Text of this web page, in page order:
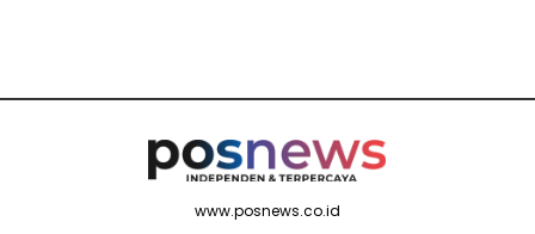
www.posnews.co.id